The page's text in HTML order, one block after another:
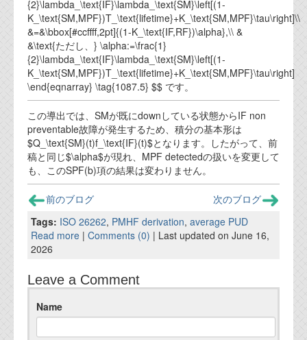
{2}\lambda_\text{IF}\lambda_\text{SM}\left[(1-
K_\text{SM,MPF})T_\text{lifetime}+K_\text{SM,MPF}\tau\right]\\
&=&\bbox[#ccffff,2pt]{(1-K_\text{IF,RF})\alpha},\\ &
&\text{ただし、} \alpha:=\frac{1}
{2}\lambda_\text{IF}\lambda_\text{SM}\left[(1-
K_\text{SM,MPF})T_\text{lifetime}+K_\text{SM,MPF}\tau\right]
\end{eqnarray} \tag{1087.5} $$ です。
この導出では、SMが既にdownしている状態からIF non
preventable故障が発生するため、積分の基本形は
$Q_\text{SM}(t)f_\text{IF}(t)$となります。したがって、前
稿と同じ$\alpha$が現れ、MPF detectedの扱いを変更して
も、このSPF(b)項の結果は変わりません。
前のブログ
次のブログ
Tags: ISO 26262, PMHF derivation, average PUD
Read more | Comments (0) | Last updated on June 16,
2026
Leave a Comment
Name